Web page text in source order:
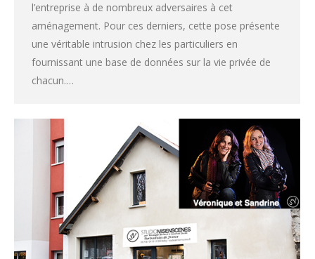
l’entreprise à de nombreux adversaires à cet
aménagement. Pour ces derniers, cette pose présente
une véritable intrusion chez les particuliers en
fournissant une base de données sur la vie privée de
chacun.…